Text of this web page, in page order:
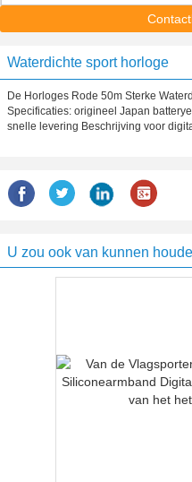
Waterdichte sport horloge
De Horloges Rode 50m Sterke
Specificaties: origineel Japan
snelle levering Beschrijving voor
U zou ook van kunnen